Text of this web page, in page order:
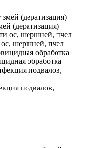
(дератизация)
шершней, пчел
обработка
подвалов,